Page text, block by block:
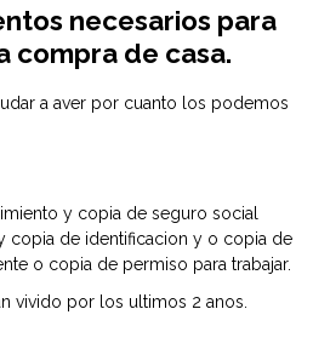
necesarios para
compra de casa.
a aver por cuanto los podemos
y copia de seguro social
copia de identificacion y o copia de
o copia de permiso para trabajar.
vivido por los ultimos 2 anos.